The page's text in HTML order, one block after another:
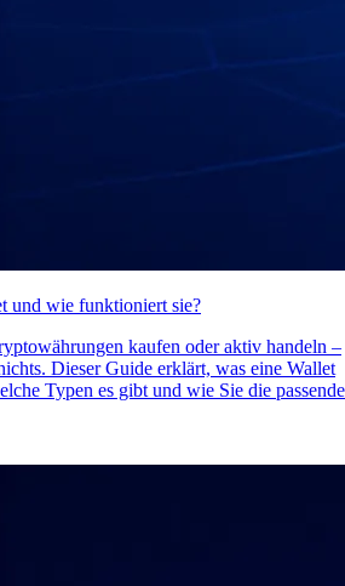
und wie funktioniert sie?
kaufen oder aktiv handeln –
Dieser Guide erklärt, was eine Wallet
Typen es gibt und wie Sie die passende